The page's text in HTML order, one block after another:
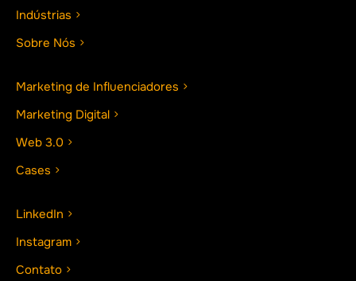
Indústrias
Sobre Nós
Marketing de Influenciadores
Marketing Digital
Web 3.0
Cases
LinkedIn
Instagram
Contato